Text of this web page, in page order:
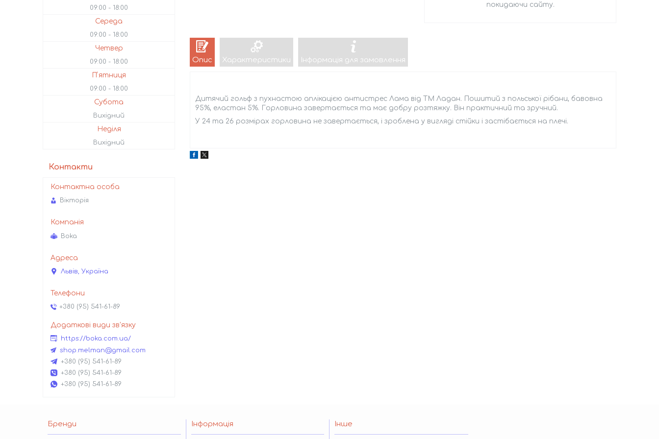
покидаючи сайту.
Опис Характеристики Інформація для замовлення
Дитячий гольф з пухнастою аплікацією антистрес Лама від ТМ Ладан. Пошитий з польської рібани, бавовна
95%, еластан 5%. Горловина завертається та має добру розтяжку. Він практичний та зручний.
У 24 та 26 розмірах горловина не завертається, і зроблена у вигляді стійки і застібається на плечі.
09:00 18:00
Середа
09:00 18:00
Четвер
09:00 18:00
Пʼятниця
09:00 18:00
Субота
Вихідний
Неділя
Вихідний
Контакти
Вікторія
Boka
Львів, Україна
+380 (95) 541-61-89
https://boka.com.ua/
shop.melman@gmail.com
+380 (95) 541-61-89
+380 (95) 541-61-89
+380 (95) 541-61-89
Бренди Інформація Інше